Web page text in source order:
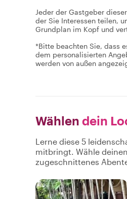
Jeder der Gastgeber
der Sie Interessen teilen,
Grundplan im Kopf und
*Bitte beachten Sie, dass
dem personalisierten
werden von außen
Wählen dein
Lerne diese 5
mitbringt. Wähle
zugeschnittenes